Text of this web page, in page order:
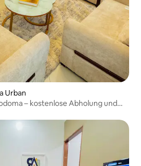
Urban
– kostenlose Abholung und